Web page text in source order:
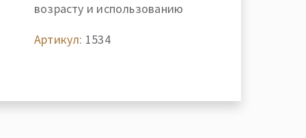
возрасту и использованию
Артикул: 1534